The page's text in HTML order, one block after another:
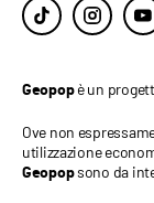
Geopopè un
Ove non
utilizzazione
Geopopsono da